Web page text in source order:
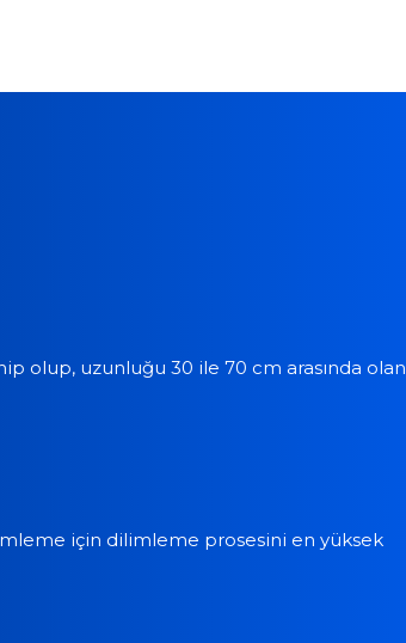
olup, uzunluğu 30 ile 70 cm arasında olan
için dilimleme prosesini en yüksek